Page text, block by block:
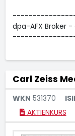
dpa-AFX Broker
Carl Zeiss
WKN 531370
AKTIENKURS